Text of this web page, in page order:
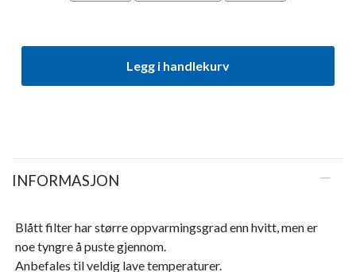
Legg i handlekurv
INFORMASJON
Blått filter har større oppvarmingsgrad enn hvitt, men er
noe tyngre å puste gjennom.
Anbefales til veldig lave temperaturer.